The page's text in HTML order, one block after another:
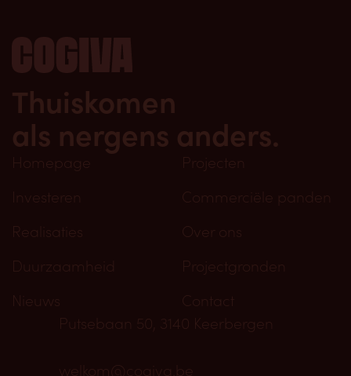
Thuiskomen
als nergens anders.
Homepage
Projecten
Investeren
Commerciële panden
Realisaties
Over ons
Duurzaamheid
Projectgronden
Nieuws
Contact
Putsebaan 50, 3140 Keerbergen
welkom@cogiva.be